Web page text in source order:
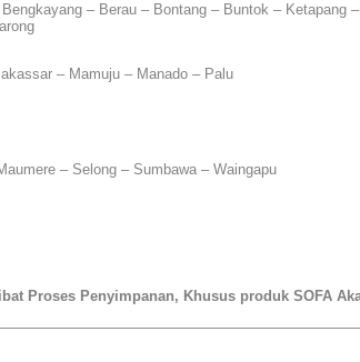
– Berau – Bontang – Buntok –
– Mamuju – Manado – Palu
– Selong – Sumbawa – Waingapu
Proses Penyimpanan, Khusus produk SOFA